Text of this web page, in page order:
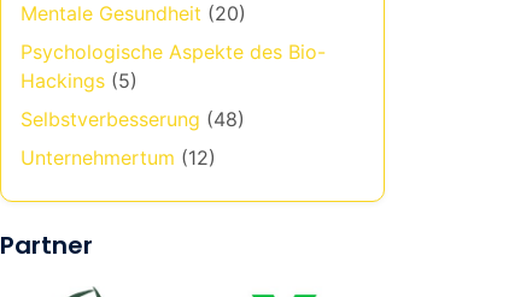
Mentale Gesundheit (20)
Psychologische Aspekte des Bio-
Hackings (5)
Selbstverbesserung (48)
Unternehmertum (12)
Partner